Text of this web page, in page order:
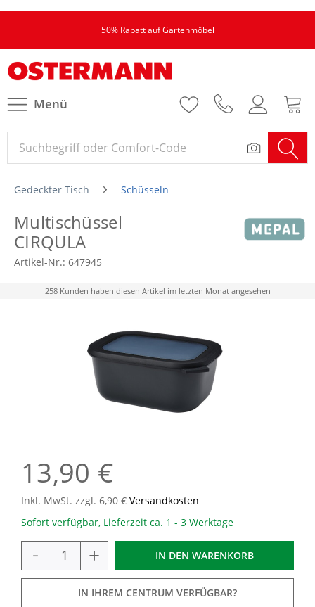
50% Rabatt auf Gartenmöbel
Menü
Gedeckter Tisch Schüsseln
Multischüssel
CIRQULA
Artikel-Nr.: 647945
258 Kunden haben diesen Artikel im letzten Monat angesehen
13,90 €
Inkl. MwSt. zzgl. 6,90 € Versandkosten
Sofort verfügbar, Lieferzeit ca. 1 - 3 Werktage
- + IN DEN WARENKORB
IN IHREM CENTRUM VERFÜGBAR?